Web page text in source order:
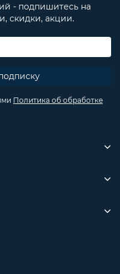
- подпишитесь на
скидки, акции.
Политика об обработке